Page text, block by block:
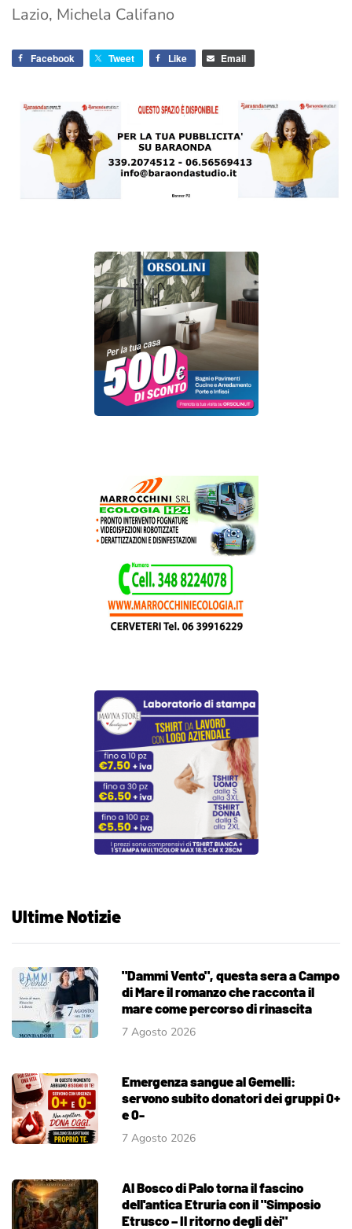
Lazio, Michela Califano
Facebook Tweet Like Email
Ultime Notizie
"Dammi Vento", questa sera a Campo
di Mare il romanzo che racconta il
mare come percorso di rinascita
7 Agosto 2026
Emergenza sangue al Gemelli:
servono subito donatori dei gruppi 0+
e 0-
7 Agosto 2026
Al Bosco di Palo torna il fascino
dell'antica Etruria con il "Simposio
Etrusco – Il ritorno degli dèi"